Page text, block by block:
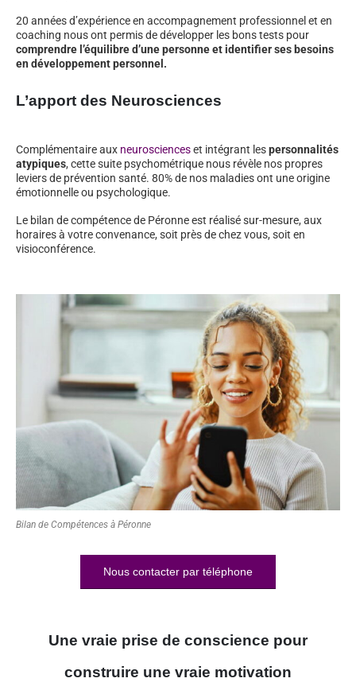
20 années d’expérience en accompagnement professionnel et en
coaching nous ont permis de développer les bons tests pour
comprendre l’équilibre d’une personne et identifier ses besoins
en développement personnel.
L’apport des Neurosciences
Complémentaire aux neuroscienceset intégrant lespersonnalités
atypiques, cette suite psychométrique nous révèle nos propres
leviers de prévention santé. 80% de nos maladies ont une origine
émotionnelle ou psychologique.
Le bilan de compétence de Péronne est réalisé sur-mesure, aux
horaires à votre convenance, soit près de chez vous, soit en
visioconférence.
Bilan de Compétences à Péronne
Nous contacter par téléphone
Une vraie prise de conscience pour
construire une vraie motivation